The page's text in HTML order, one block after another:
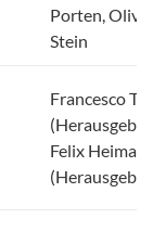
Porten,
Stein
Francesco
Felix